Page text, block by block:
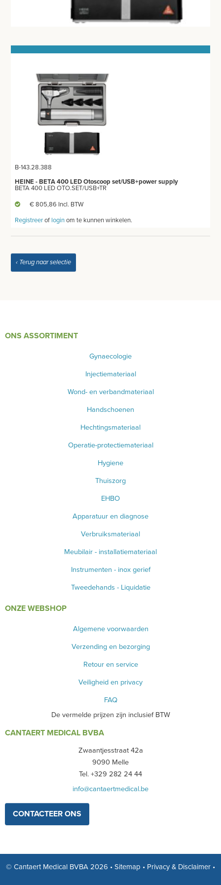
GLUCOSEMETER EN TOEBEHOREN
OTOSCOOP EN TOEBEHOREN
SATURATIEMETER
DEFIBRILLATOR AED - ECG
DOPPLER
HARTSLAGMETERS
DERMATOSCOOP
TANDUNIT - PEDICUREMOTOR
BLOED- EN URINEONDERZOEK
MEUBILAIR - INSTALLATIEMATERIAAL
INSTRUMENTEN - INOX GERIEF
TWEEDEHANDS - LIQUIDATIE
B-143.28.388
HEINE - BETA 400 LED Otoscoop set/USB+power supply
BETA 400 LED OTO.SET/USB+TR
€ 805,86 Incl. BTW
Registreerof loginom te kunnen winkelen.
‹ Terug naar selectie
ONS ASSORTIMENT
Gynaecologie
Injectiemateriaal
Wond- en verbandmateriaal
Handschoenen
Hechtingsmateriaal
Operatie-protectiemateriaal
Hygiene
Thuiszorg
EHBO
Apparatuur en diagnose
Verbruiksmateriaal
Meubilair - installatiemateriaal
Instrumenten - inox gerief
Tweedehands - Liquidatie
ONZE WEBSHOP
Algemene voorwaarden
Verzending en bezorging
Retour en service
Veiligheid en privacy
FAQ
De vermelde prijzen zijn inclusief BTW
CANTAERT MEDICAL BVBA
Zwaantjesstraat 42a
9090 Melle
Tel. +329 282 24 44
info@cantaertmedical.be
CONTACTEER ONS
© Cantaert Medical BVBA 2026 • Sitemap • Privacy & Disclaimer •